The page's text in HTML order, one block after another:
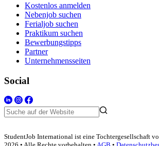
Kostenlos anmelden
Nebenjob suchen
Ferialjob suchen
Praktikum suchen
Bewerbungstipps
Partner
Unternehmensseiten
Social
StudentJob International ist eine Tochtergesellschaft